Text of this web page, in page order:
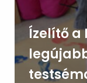
Ízelítő a